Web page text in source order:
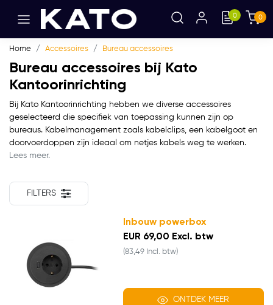
0 0
Home Accessoires Bureau accessoires
Bureau accessoires bij Kato
Kantoorinrichting
Bij Kato Kantoorinrichting hebben we diverse accessoires
geselecteerd die specifiek van toepassing kunnen zijn op
bureaus. Kabelmanagement zoals kabelclips, een kabelgoot en
doorvoerdoppen zijn ideaal om netjes kabels weg te werken.
Lees meer.
FILTERS
Inbouw powerbox
EUR 69,00 Excl. btw
(83,49 Incl. btw)
ONTDEK MEER